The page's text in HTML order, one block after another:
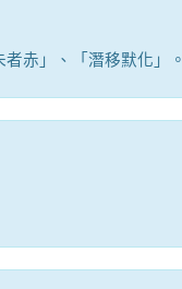
赤」、「潛移默化」。